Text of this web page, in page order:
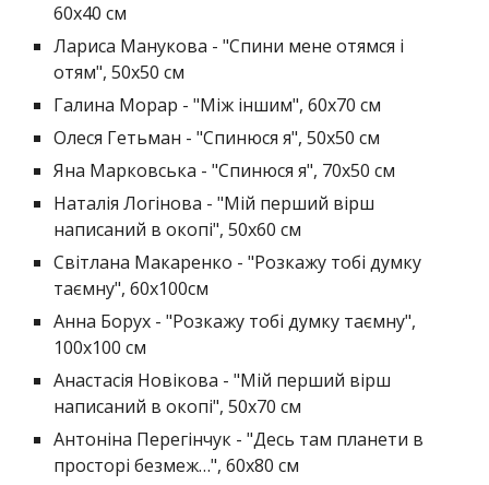
60х40 см
Лариса Манукова - "Спини мене отямся і
отям", 50х50 см
Галина Морар - "Між іншим", 60х70 см
Олеся Гетьман - "Спинюся я", 50х50 см
Яна Марковська - "Спинюся я", 70х50 см
Наталія Логінова - "Мій перший вірш
написаний в окопі", 50х60 см
Світлана Макаренко - "Розкажу тобі думку
таємну", 60х100см
Анна Борух - "Розкажу тобі думку таємну",
100х100 см
Анастасія Новікова - "Мій перший вірш
написаний в окопі", 50х70 см
Антоніна Перегінчук - "Десь там планети в
просторі безмеж…", 60х80 см